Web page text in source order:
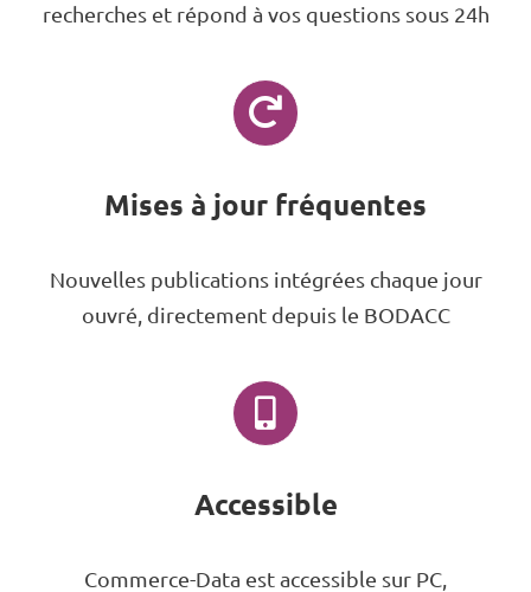
recherches et répond à vos questions sous 24h
Mises à jour fréquentes
Nouvelles publications intégrées chaque jour
ouvré, directement depuis le BODACC
Accessible
Commerce-Data est accessible sur PC,